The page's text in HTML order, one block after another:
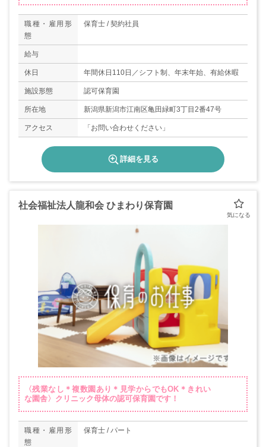
職種・雇用形
態
保育士 / 契約社員
給与
休日 年間休日110日／シフト制、年末年始、有給休暇
施設形態 認可保育園
所在地 新潟県新潟市江南区亀田緑町3丁目2番47号
アクセス 「お問い合わせください」
詳細を見る
社会福祉法人龍和会 ひまわり保育園
〈残業なし＊複数園あり＊見学からでもOK＊きれい
な園舎〉クリニック母体の認可保育園です！
職種・雇用形
態
保育士 / パート